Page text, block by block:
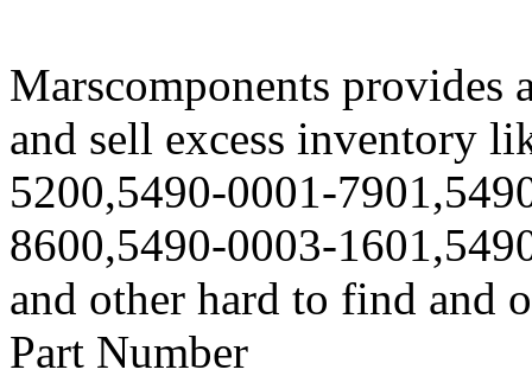
Marscomponents provides
and sell excess inventory
5200,5490-0001-
8600,5490-0003-
and other hard to find and
Part Number